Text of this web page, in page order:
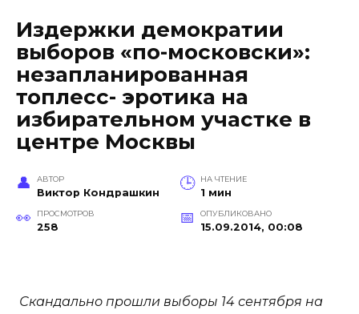
Издержки демократии
выборов «по-московски»:
незапланированная
топлесс- эротика на
избирательном участке в
центре Москвы
АВТОР
Виктор Кондрашкин
НА ЧТЕНИЕ
1 мин
ПРОСМОТРОВ
258
ОПУБЛИКОВАНО
15.09.2014, 00:08
Скандально прошли выборы 14 сентября на